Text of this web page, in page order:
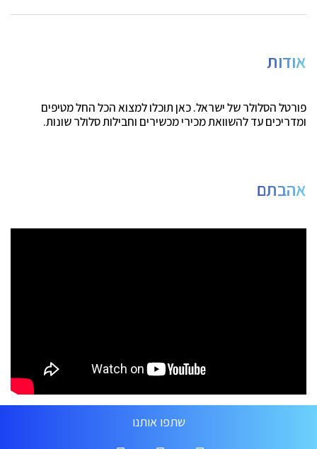
אודות
פורטל הסלולר של ישראל. כאן תוכלו למצוא הכל החל מטיפים
ומדריכים עד להשוואת מכירי מכשירים וחבילות סלולר שונות.
אהבתם
שתפו אותנו